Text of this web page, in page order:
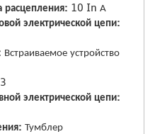
расцепления: 10 In А
электрической цепи:
Встраиваемое устройство
3
электрической цепи:
Тумблер